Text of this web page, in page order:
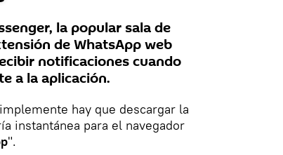
la popular sala de
de WhatsApp web
notificaciones cuando
a la aplicación.
hay que descargar la
instantánea para el navegador
".